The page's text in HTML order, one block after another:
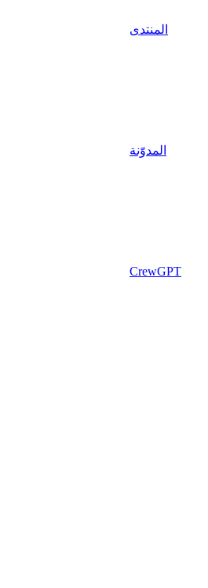
المنتدى
المدوّنة
CrewGPT